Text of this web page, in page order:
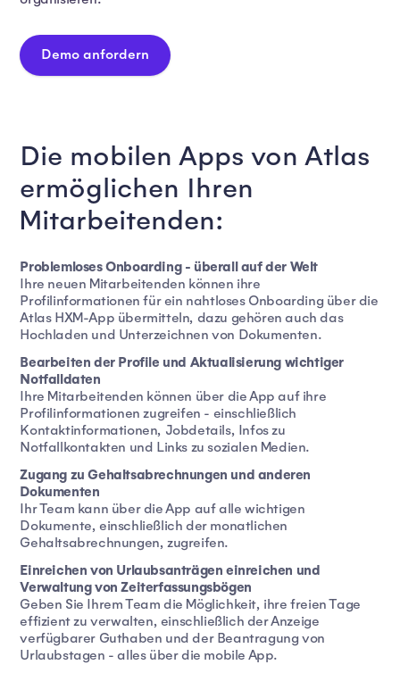
Demo anfordern
Die mobilen Apps von Atlas ermöglichen Ihren
Die mobilen Apps von Atlas
ermöglichen Ihren
Mitarbeitenden:
Problemloses Onboarding - überall auf der Welt
Ihre neuen Mitarbeitenden können ihre
Profilinformationen für ein nahtloses Onboarding über die
Atlas HXM-App übermitteln, dazu gehören auch das
Hochladen und Unterzeichnen von Dokumenten.
Bearbeiten der Profile und Aktualisierung wichtiger
Notfalldaten
Ihre Mitarbeitenden können über die App auf ihre
Profilinformationen zugreifen - einschließlich
Kontaktinformationen, Jobdetails, Infos zu
Notfallkontakten und Links zu sozialen Medien.
Zugang zu Gehaltsabrechnungen und anderen
Dokumenten
Ihr Team kann über die App auf alle wichtigen
Dokumente, einschließlich der monatlichen
Gehaltsabrechnungen, zugreifen.
Einreichen von Urlaubsanträgen einreichen und
Verwaltung von Zeiterfassungsbögen
Geben Sie Ihrem Team die Möglichkeit, ihre freien Tage
effizient zu verwalten, einschließlich der Anzeige
verfügbarer Guthaben und der Beantragung von
Urlaubstagen - alles über die mobile App.